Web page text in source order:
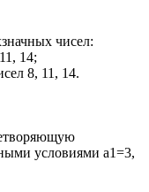
чисел:
14;
8, 11, 14.
условиями a1=3,